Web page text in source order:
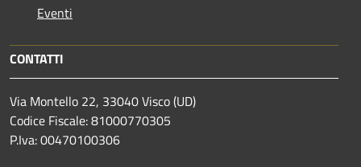
Eventi
CONTATTI
Via Montello 22, 33040 Visco (UD)
Codice Fiscale: 81000770305
P.Iva: 00470100306